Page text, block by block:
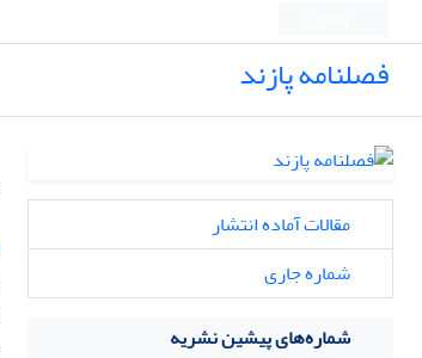
فصلنامه پازند
مقالات آماده انتشار
شماره جاری
شماره‌های پیشین نشریه